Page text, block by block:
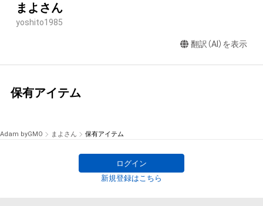
まよさん
yoshito1985
翻訳（AI）を表示
保有アイテム
Adam byGMO まよさん 保有アイテム
ログイン
新規登録はこちら